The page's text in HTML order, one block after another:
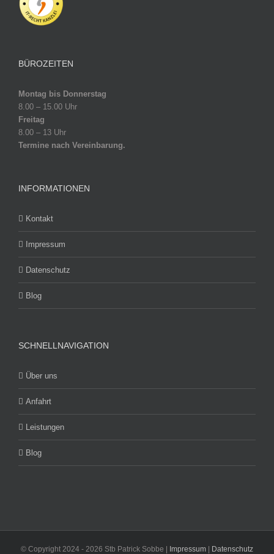
BÜROZEITEN
Montag bis Donnerstag
8.00 – 15.00 Uhr
Freitag
8.00 – 13 Uhr
Termine nach Vereinbarung.
INFORMATIONEN
Kontakt
Impressum
Datenschutz
Blog
SCHNELLNAVIGATION
Über uns
Anfahrt
Leistungen
Blog
© Copyright 2024 - 2026 Stb Patrick Sobbe | Impressum Datenschutz